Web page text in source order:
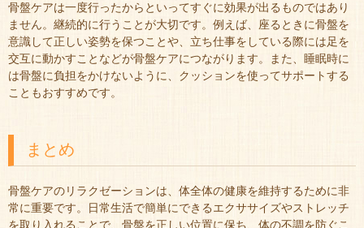
骨盤ケアは一度行ったからといってすぐに効果が出るものではあり
ません。継続的に行うことが大切です。例えば、座るときに骨盤を
意識して正しい姿勢を保つことや、立ち仕事をしている際には足を
交互に動かすことなどが骨盤ケアにつながります。また、睡眠時に
は骨盤に負担をかけないように、クッションを使ってサポートする
こともおすすめです。
まとめ
骨盤ケアのリラクゼーションは、体全体の健康を維持するために非
常に重要です。日常生活で簡単にできるエクササイズやストレッチ
を取り入れることで、骨盤を正しい位置に保ち、体の不調を防ぐこ